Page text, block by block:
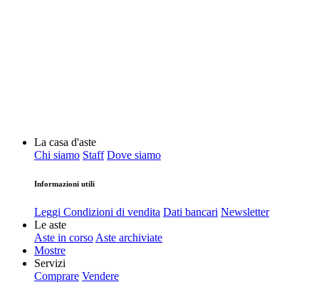
La casa d'aste
Chi siamo Staff Dove siamo
Informazioni utili
Leggi Condizioni di vendita Dati bancari Newsletter
Le aste
Aste in corso Aste archiviate
Mostre
Servizi
Comprare Vendere